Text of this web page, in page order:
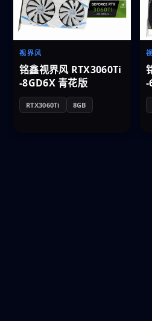
视界风
铭鑫视界风 RTX3060Ti
-8GD6X 青花版
RTX3060Ti 8GB
-